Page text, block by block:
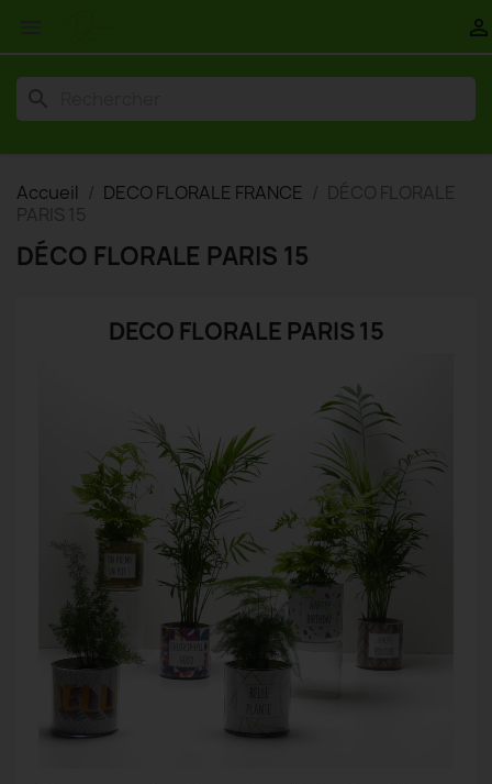

search
Accueil DECO FLORALE FRANCE
DÉCO FLORALE
PARIS 15
DÉCO FLORALE PARIS 15
DECO FLORALE PARIS 15